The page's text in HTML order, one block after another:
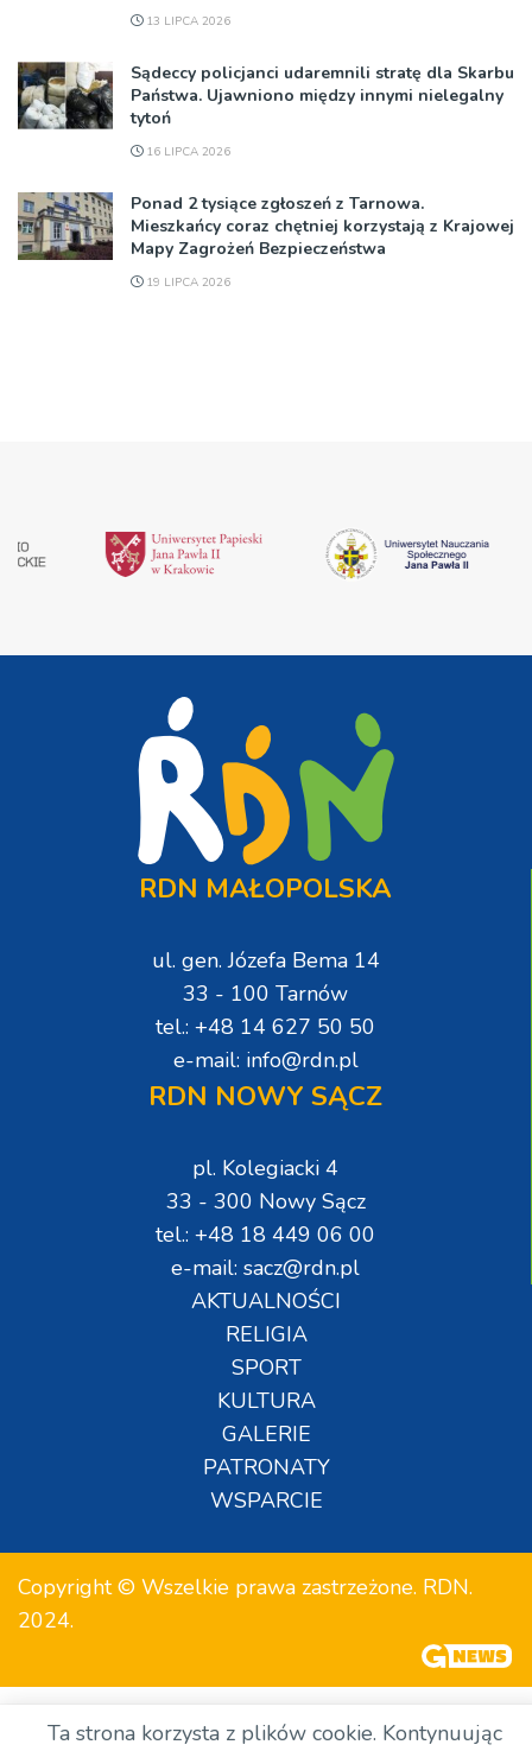
13 LIPCA 2026
Sądeccy policjanci udaremnili stratę dla Skarbu
Państwa. Ujawniono między innymi nielegalny
tytoń
16 LIPCA 2026
Ponad 2 tysiące zgłoszeń z Tarnowa.
Mieszkańcy coraz chętniej korzystają z Krajowej
Mapy Zagrożeń Bezpieczeństwa
19 LIPCA 2026
RDN MAŁOPOLSKA
ul. gen. Józefa Bema 14
33 - 100 Tarnów
tel.: +48 14 627 50 50
e-mail: info@rdn.pl
RDN NOWY SĄCZ
pl. Kolegiacki 4
33 - 300 Nowy Sącz
tel.: +48 18 449 06 00
e-mail: sacz@rdn.pl
AKTUALNOŚCI
RELIGIA
SPORT
KULTURA
GALERIE
PATRONATY
WSPARCIE
Copyright © Wszelkie prawa zastrzeżone. RDN.
2024.
Ta strona korzysta z plików cookie. Kontynuując